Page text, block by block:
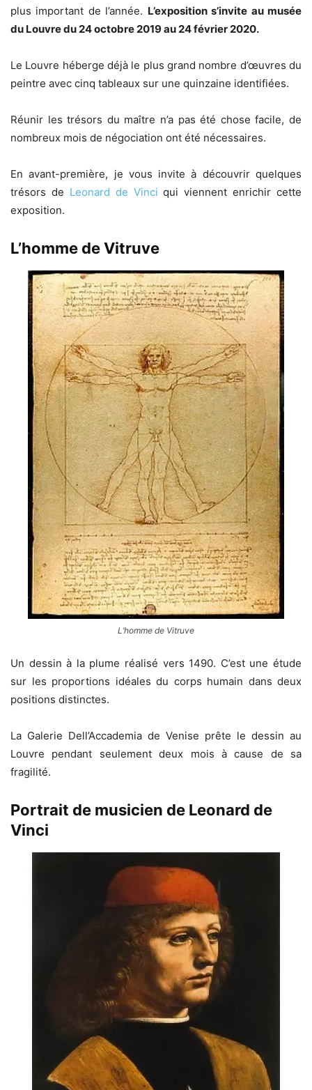
plus important de l’année. L’exposition s’invite au musée
du Louvre du 24 octobre 2019 au 24 février 2020.
Le Louvre héberge déjà le plus grand nombre d’œuvres du
peintre avec cinq tableaux sur une quinzaine identifiées.
Réunir les trésors du maître n’a pas été chose facile, de
nombreux mois de négociation ont été nécessaires.
En avant-première, je vous invite à découvrir quelques
trésors de Leonard de Vinci qui viennent enrichir cette
exposition.
L’homme de Vitruve
L’homme de Vitruve
Un dessin à la plume réalisé vers 1490. C’est une étude
sur les proportions idéales du corps humain dans deux
positions distinctes.
La Galerie Dell’Accademia de Venise prête le dessin au
Louvre pendant seulement deux mois à cause de sa
fragilité.
Portrait de musicien de Leonard de
Vinci